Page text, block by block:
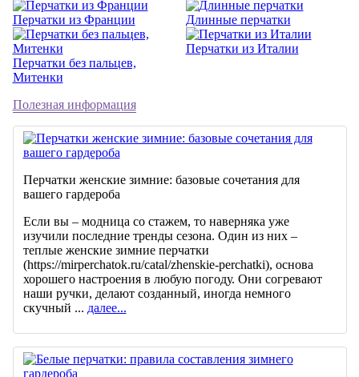
Перчатки из Франции Длинные перчатки
Перчатки без пальцев,
Митенки
Перчатки из Италии
Полезная информация
Перчатки женские зимние: базовые сочетания для
вашего гардероба
Если вы – модница со стажем, то наверняка уже
изучили последние тренды сезона. Один из них –
теплые женские зимние перчатки
(https://mirperchatok.ru/catal/zhenskie-perchatki), основа
хорошего настроения в любую погоду. Они согревают
наши ручки, делают созданный, иногда немного
скучный ... далее...